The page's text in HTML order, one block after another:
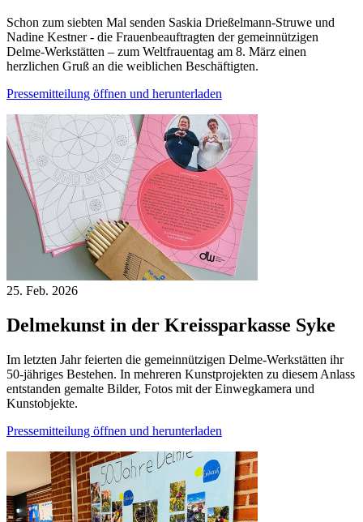
Schon zum siebten Mal senden Saskia Drießelmann-Struwe und
Nadine Kestner - die Frauenbeauftragten der gemeinnützigen
Delme-Werkstätten – zum Weltfrauentag am 8. März einen
herzlichen Gruß an die weiblichen Beschäftigten.
Pressemitteilung öffnen und herunterladen
25. Feb. 2026
Delmekunst in der Kreissparkasse Syke
Im letzten Jahr feierten die gemeinnützigen Delme-Werkstätten ihr
50-jähriges Bestehen. In mehreren Kunstprojekten zu diesem Anlass
entstanden gemalte Bilder, Fotos mit der Einwegkamera und
Kunstobjekte.
Pressemitteilung öffnen und herunterladen